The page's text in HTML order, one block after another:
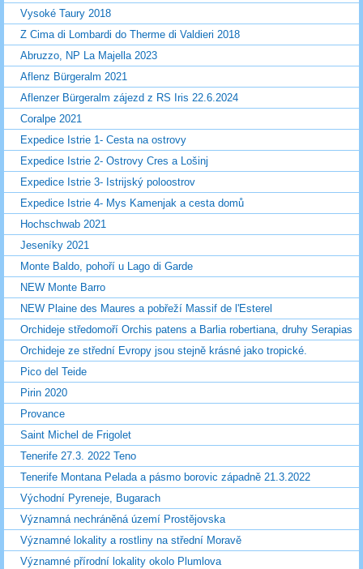
Vysoké Taury 2018
Z Cima di Lombardi do Therme di Valdieri 2018
Abruzzo, NP La Majella 2023
Aflenz Bürgeralm 2021
Aflenzer Bürgeralm zájezd z RS Iris 22.6.2024
Coralpe 2021
Expedice Istrie 1- Cesta na ostrovy
Expedice Istrie 2- Ostrovy Cres a Lošinj
Expedice Istrie 3- Istrijský poloostrov
Expedice Istrie 4- Mys Kamenjak a cesta domů
Hochschwab 2021
Jeseníky 2021
Monte Baldo, pohoří u Lago di Garde
NEW Monte Barro
NEW Plaine des Maures a pobřeží Massif de l'Esterel
Orchideje středomoří Orchis patens a Barlia robertiana, druhy Serapias
Orchideje ze střední Evropy jsou stejně krásné jako tropické.
Pico del Teide
Pirin 2020
Provance
Saint Michel de Frigolet
Tenerife 27.3. 2022 Teno
Tenerife Montana Pelada a pásmo borovic západně 21.3.2022
Východní Pyreneje, Bugarach
Významná nechráněná území Prostějovska
Významné lokality a rostliny na střední Moravě
Významné přírodní lokality okolo Plumlova